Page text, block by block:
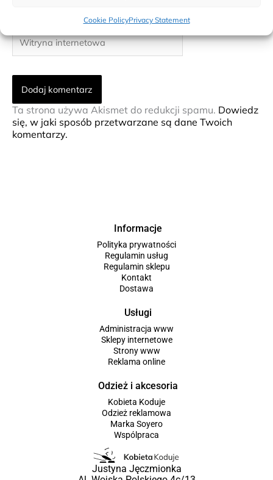
Cookie PolicyPrivacy Statement
Witryna
internetowa
Ta strona używa Akismet do redukcji spamu. Dowiedz
się, w jaki sposób przetwarzane są dane Twoich
komentarzy.
Informacje
Polityka prywatności
Regulamin usług
Regulamin sklepu
Kontakt
Dostawa
Usługi
Administracja www
Sklepy internetowe
Strony www
Reklama online
Odzież i akcesoria
Kobieta Koduje
Odzież reklamowa
Marka Soyero
Wspólpraca
Justyna Jęczmionka